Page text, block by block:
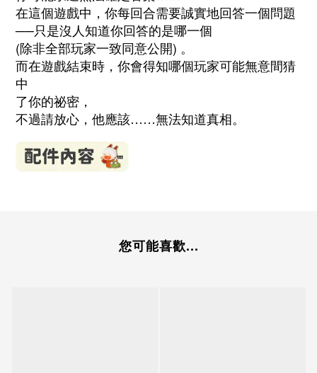
在這個遊戲中，你每回合需要誠實地回答一個問題
──只是沒人知道你回答的是哪一個
(除非全部玩家一致同意公開) 。
而在遊戲結束時，你會得知哪個玩家可能無意間猜
中
了你的祕密，
不過請放心，他應該……無法知道真相。
您可能喜歡...